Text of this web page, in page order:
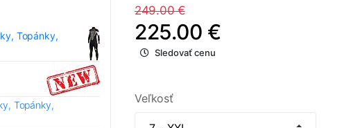
Topánky,
Topánky,
249.00 €
225.00 €
Sledovať cenu
Veľkosť